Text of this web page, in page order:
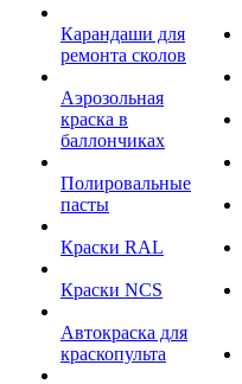
Карандаши для
ремонта сколов
Аэрозольная
краска в
баллончиках
Полировальные
пасты
Краски RAL
Краски NCS
Автокраска для
краскопульта